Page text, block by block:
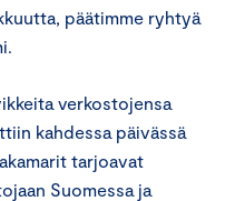
päätimme ryhtyä
verkostojensa
kahdessa päivässä
tarjoavat
Suomessa ja